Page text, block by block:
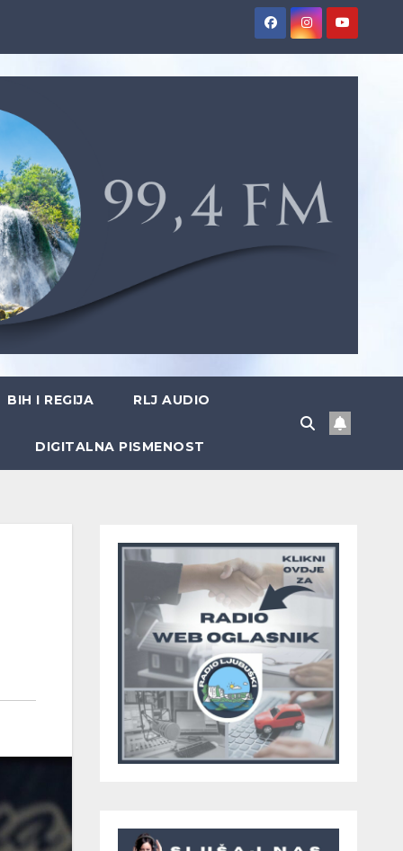
BIH I REGIJA RLJ AUDIO
DIGITALNA PISMENOST